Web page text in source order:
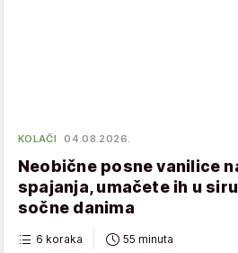
KOLAČI 04.08.2026.
Neobične posne vanilice
spajanja, umačete ih u
sočne danima
6 koraka 55 minuta